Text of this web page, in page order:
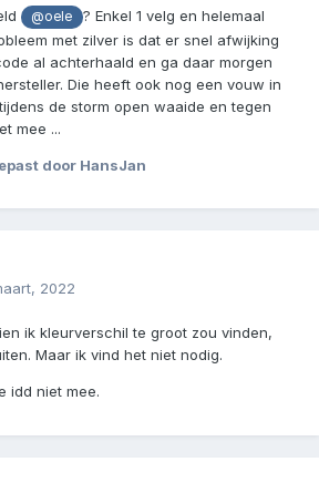
@oele
? Enkel 1 velg en helemaal
met zilver is dat er snel afwijking
al achterhaald en ga daar morgen
Die heeft ook nog een vouw in
de storm open waaide en tegen
mee ...
door HansJan
2022
ik kleurverschil te groot zou vinden,
Maar ik vind het niet nodig.
idd niet mee.